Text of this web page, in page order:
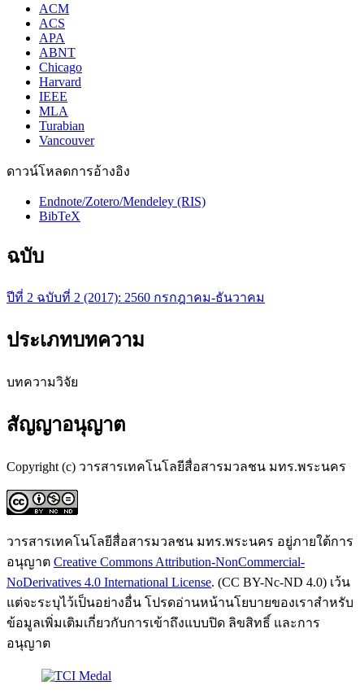
ACM
ACS
APA
ABNT
Chicago
Harvard
IEEE
MLA
Turabian
Vancouver
ดาวน์โหลดการอ้างอิง
Endnote/Zotero/Mendeley (RIS)
BibTeX
ฉบับ
ปีที่ 2 ฉบับที่ 2 (2017): 2560 กรกฎาคม-ธันวาคม
ประเภทบทความ
บทความวิจัย
สัญญาอนุญาต
Copyright (c) วารสารเทคโนโลยีสื่อสารมวลชน มทร.พระนคร
วารสารเทคโนโลยีสื่อสารมวลชน มทร.พระนคร อยู่ภายใต้การ
อนุญาต Creative Commons Attribution-NonCommercial-
NoDerivatives 4.0 International License. (CC BY-Nc-ND 4.0) เว้น
แต่จะระบุไว้เป็นอย่างอื่น โปรดอ่านหน้านโยบายของเราสำหรับ
ข้อมูลเพิ่มเติมเกี่ยวกับการเข้าถึงแบบปิด ลิขสิทธิ์ และการ
อนุญาต